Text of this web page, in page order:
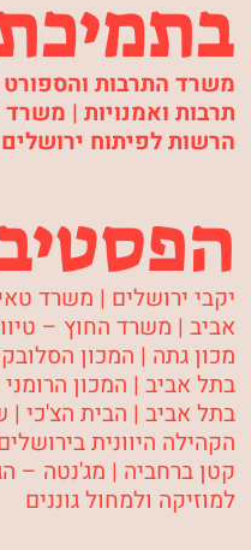
משרד התרבות והספורט
תרבות ואמנויות |
הרשות לפיתוח ירושלים
יקבי ירושלים | משרד
אביב | משרד החוץ –
מכון גתה | המכון
בתל אביב | המכון
בתל אביב | הבית הצ'כי |
הקהילה היוונית
קטן ברחביה | מג'נטה –
למוזיקה ולמחול גוננים